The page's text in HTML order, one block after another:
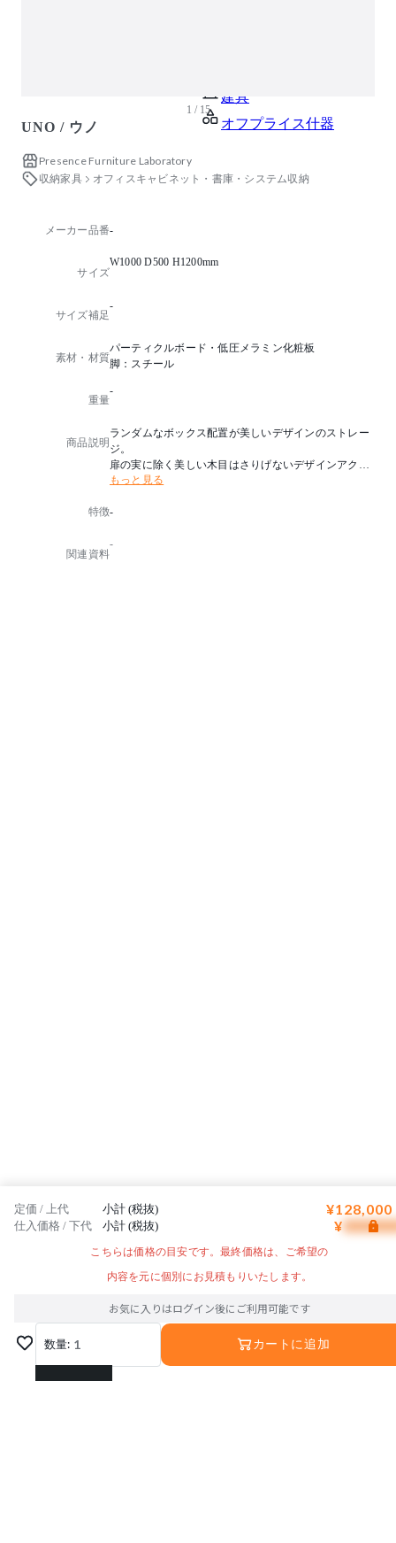
建具
オフプライス什器
1 / 15
UNO / ウノ
Presence Furniture Laboratory
収納家具
オフィスキャビネット・書庫・システム収納
メーカー品番-
サイズ
W1000 D500 H1200mm
サイズ補足
-
素材・材質
パーティクルボード・低圧メラミン化粧板
脚：スチール
重量
-
商品説明
ランダムなボックス配置が美しいデザインのストレー
ジ。
扉の実に除く美しい木目はさりげないデザインアクセ
ントになるだけでなく、他と差をつける優美で印象的
・小規模、事務所オフィス(20-30坪)に入りやすい
もっと見る
特徴-
関連資料
-
定価 / 上代 小計 (税抜) ¥128,000
仕入価格 / 下代 小計 (税抜) ¥
こちらは価格の目安です。最終価格は、ご希望の
内容を元に個別にお見積もりいたします。
お気に入りはログイン後にご利用可能です
数量: 1
1
カートに追加